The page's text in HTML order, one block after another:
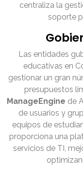
centraliza la
soporte
Las entidades
educativas en
gestionar un gran
presupuestos
ManageEngine de
de usuarios y
equipos de
proporciona una
servicios de TI,